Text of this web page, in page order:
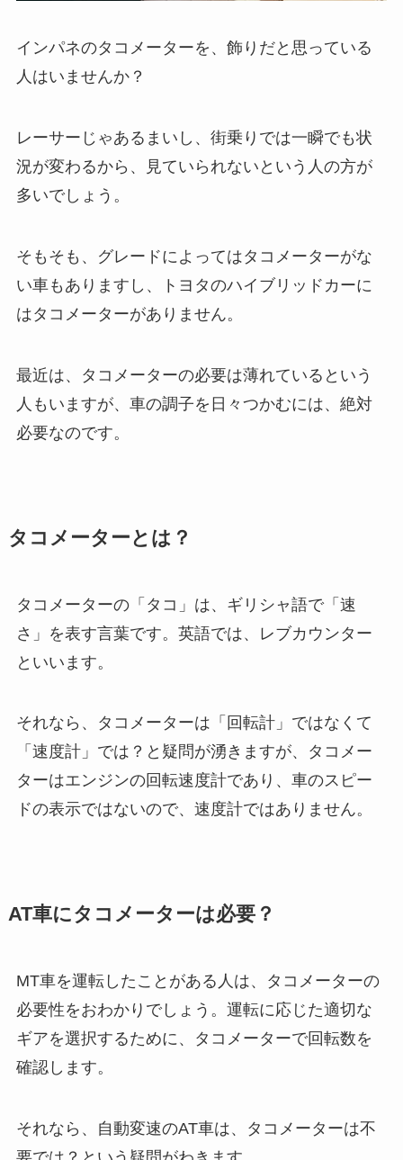
インパネのタコメーターを、飾りだと思っている
人はいませんか？
レーサーじゃあるまいし、街乗りでは一瞬でも状
況が変わるから、見ていられないという人の方が
多いでしょう。
そもそも、グレードによってはタコメーターがな
い車もありますし、トヨタのハイブリッドカーに
はタコメーターがありません。
最近は、タコメーターの必要は薄れているという
人もいますが、車の調子を日々つかむには、絶対
必要なのです。
タコメーターとは？
タコメーターの「タコ」は、ギリシャ語で「速
さ」を表す言葉です。英語では、レブカウンター
といいます。
それなら、タコメーターは「回転計」ではなくて
「速度計」では？と疑問が湧きますが、タコメー
ターはエンジンの回転速度計であり、車のスピー
ドの表示ではないので、速度計ではありません。
AT車にタコメーターは必要？
MT車を運転したことがある人は、タコメーターの
必要性をおわかりでしょう。運転に応じた適切な
ギアを選択するために、タコメーターで回転数を
確認します。
それなら、自動変速のAT車は、タコメーターは不